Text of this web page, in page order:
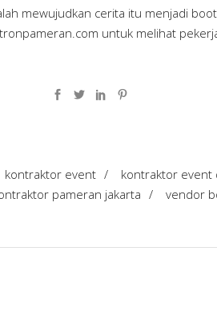
mewujudkan cerita itu menjadi
untuk melihat
kontraktor event / kontraktor event
pameran jakarta / vendor